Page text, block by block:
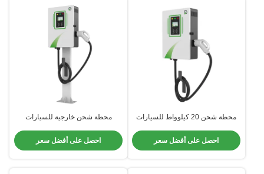
محطة شحن 20 كيلوواط للسيارات
السكني التجاري
احصل على أفضل سعر
محطة شحن خارجية للسيارات
احصل على أفضل سعر